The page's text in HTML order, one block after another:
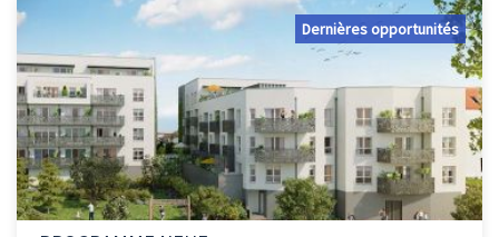
Dernières opportunités